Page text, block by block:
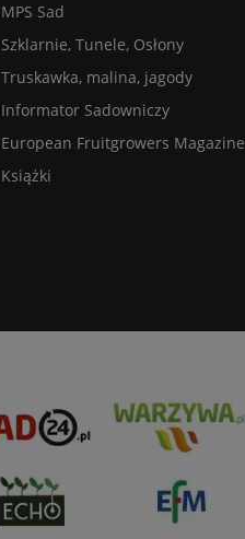
MPS Sad
Szklarnie, Tunele, Osłony
Truskawka, malina, jagody
Informator Sadowniczy
European Fruitgrowers Magazine
Książki